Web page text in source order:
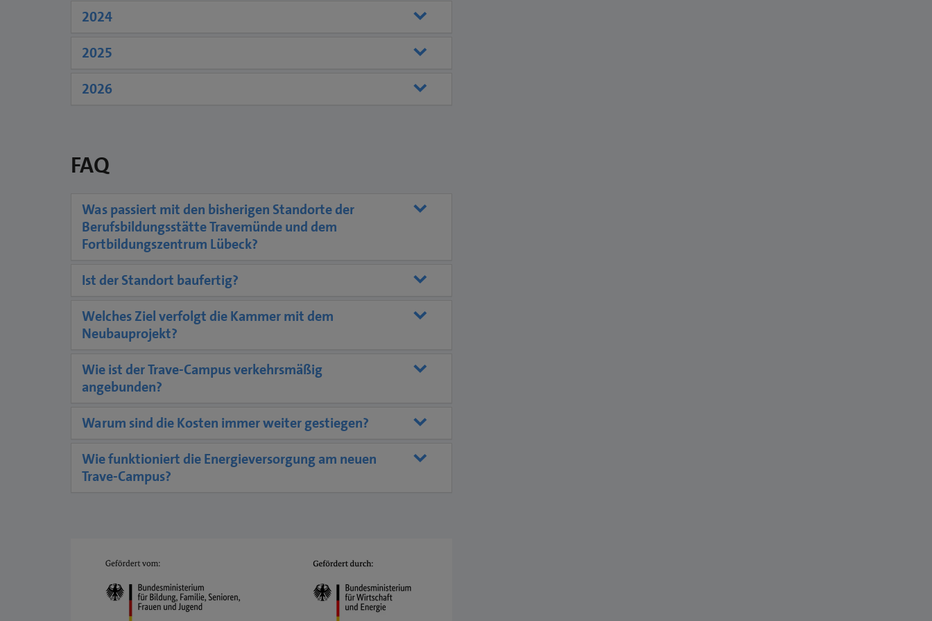
2024
2025
2026
FAQ
Was passiert mit den bisherigen Standorte der
Berufsbildungsstätte Travemünde und dem
Fortbildungszentrum Lübeck?
Ist der Standort baufertig?
Welches Ziel verfolgt die Kammer mit dem
Neubauprojekt?
Wie ist der Trave-Campus verkehrsmäßig
angebunden?
Warum sind die Kosten immer weiter gestiegen?
Wie funktioniert die Energieversorgung am neuen
Trave-Campus?